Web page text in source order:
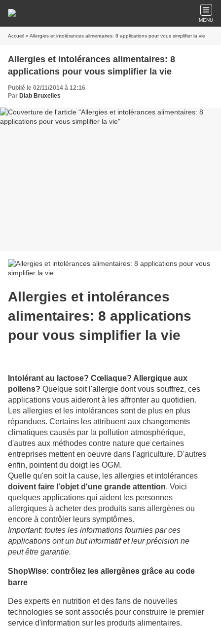
MENU
Accueil » Allergies et intolérances alimentaires: 8 applications pour vous simplifier la vie
Allergies et intolérances alimentaires: 8
applications pour vous simplifier la vie
Publié le 02/11/2014 à 12:16
Par Diab Bruxelles
Allergies et intolérances
alimentaires: 8 applications
pour vous simplifier la vie
Intolérant au lactose? Cœliaque? Allergique aux
pollens? Quelque soit l'allergie dont vous souffrez, ces
applications vous aideront à les affronter au quotidien.
Les allergies et les intolérances sont de plus en plus
répandues. Certains les attribuent aux changements
climatiques causés par la pollution atmosphérique,
d'autres aux méthodes contre nature que certaines
entreprises mettent en oeuvre dans l'agriculture. D'autres
enfin, pointent du doigt les OGM.
Quelle qu'en soit la cause, les allergies et intolérances
doivent faire l'objet d'une grande attention. Voici
quelques applications qui aident les personnes
allergiques à acheter des produits sans allergènes ou
encore à contrôler leurs symptômes.
Important: toutes les informations fournies par ces
applications ont un but informatif et leur précision ne
peut être garantie.
ShopWise: contrôlez les allergènes grâce au code
barre
Des experts en nutrition et des fans de nouvelles
technologies se sont associés pour construire le premier
service d'information sur les produits alimentaires.